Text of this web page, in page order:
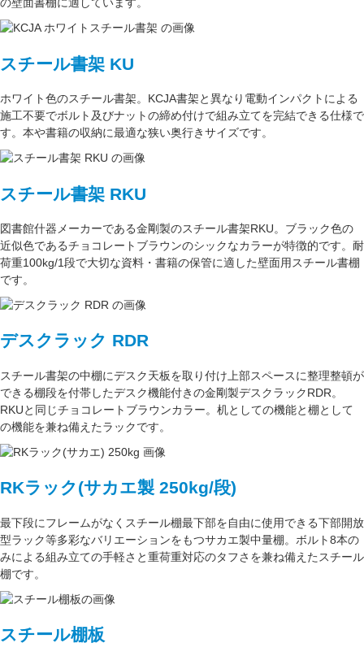
の壁面書棚に適しています。
スチール書架 KU
ホワイト色のスチール書架。KCJA書架と異なり電動インパクトによる
施工不要でボルト及びナットの締め付けで組み立てを完結できる仕様で
す。本や書籍の収納に最適な狭い奥行きサイズです。
スチール書架 RKU
図書館什器メーカーである金剛製のスチール書架RKU。ブラック色の
近似色であるチョコレートブラウンのシックなカラーが特徴的です。耐
荷重100kg/1段で大切な資料・書籍の保管に適した壁面用スチール書棚
です。
デスクラック RDR
スチール書架の中棚にデスク天板を取り付け上部スペースに整理整頓が
できる棚段を付帯したデスク機能付きの金剛製デスクラックRDR。
RKUと同じチョコレートブラウンカラー。 机としての機能と棚として
の機能を兼ね備えたラックです。
RKラック(サカエ製 250kg/段)
最下段にフレームがなくスチール棚最下部を自由に使用できる下部開放
型ラック等多彩なバリエーションをもつサカエ製中量棚。ボルト8本の
みによる組み立ての手軽さと重荷重対応のタフさを兼ね備えたスチール
棚です。
スチール棚板